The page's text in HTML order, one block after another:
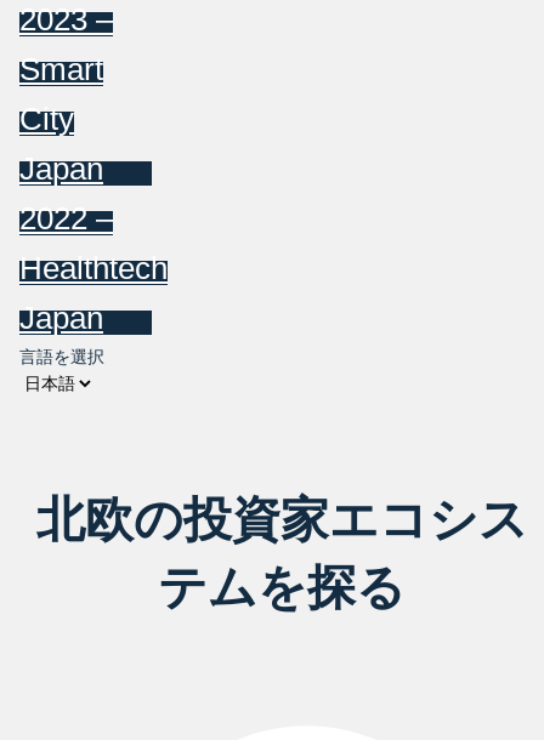
2023 –
Smart
City
Japan
2022 –
Healthtech
Japan
言語を選択
北欧の投資家エコシス
テムを探る